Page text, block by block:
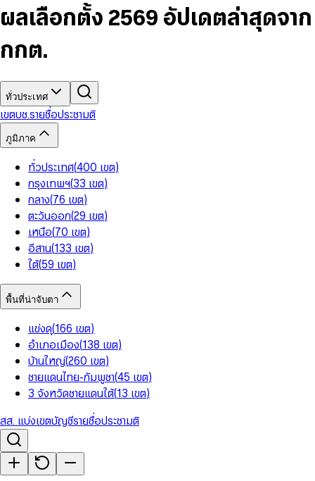
7
8
5
6
8
9
6
7
9
5
6
8
9
9
ผลเลือกตั้ง 2569 อัปเดตล่าสุดจาก
กกต.
ทั่วประเทศ
เขตบช.รายชื่อประชามติ
ภูมิภาค
ทั่วประเทศ(400 เขต)
กรุงเทพฯ(33 เขต)
กลาง(76 เขต)
ตะวันออก(29 เขต)
เหนือ(70 เขต)
อีสาน(133 เขต)
ใต้(59 เขต)
พื้นที่น่าจับตา
แข่งดุ(166 เขต)
อำเภอเมือง(138 เขต)
บ้านใหญ่(260 เขต)
ชายแดนไทย-กัมพูชา(45 เขต)
3 จังหวัดชายแดนใต้(13 เขต)
สส. แบ่งเขตบัญชีรายชื่อประชามติ